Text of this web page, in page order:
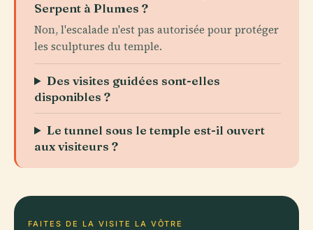
Serpent à Plumes ?
Non, l'escalade n'est pas autorisée pour protéger
les sculptures du temple.
Des visites guidées sont-elles
disponibles ?
Le tunnel sous le temple est-il ouvert
aux visiteurs ?
FAITES DE LA VISITE LA VÔTRE